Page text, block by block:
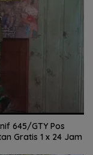
645/GTY Pos
Gratis 1 x 24 Jam